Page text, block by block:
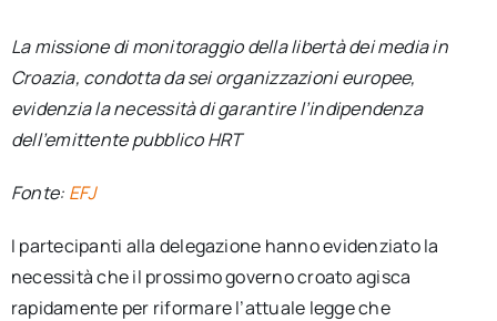
La missione di monitoraggio della libertà dei media in
Croazia, condotta da sei organizzazioni europee,
evidenzia la necessità di garantire l’indipendenza
dell’emittente pubblico HRT
Fonte: EFJ
I partecipanti alla delegazione hanno evidenziato la
necessità che il prossimo governo croato agisca
rapidamente per riformare l’attuale legge che